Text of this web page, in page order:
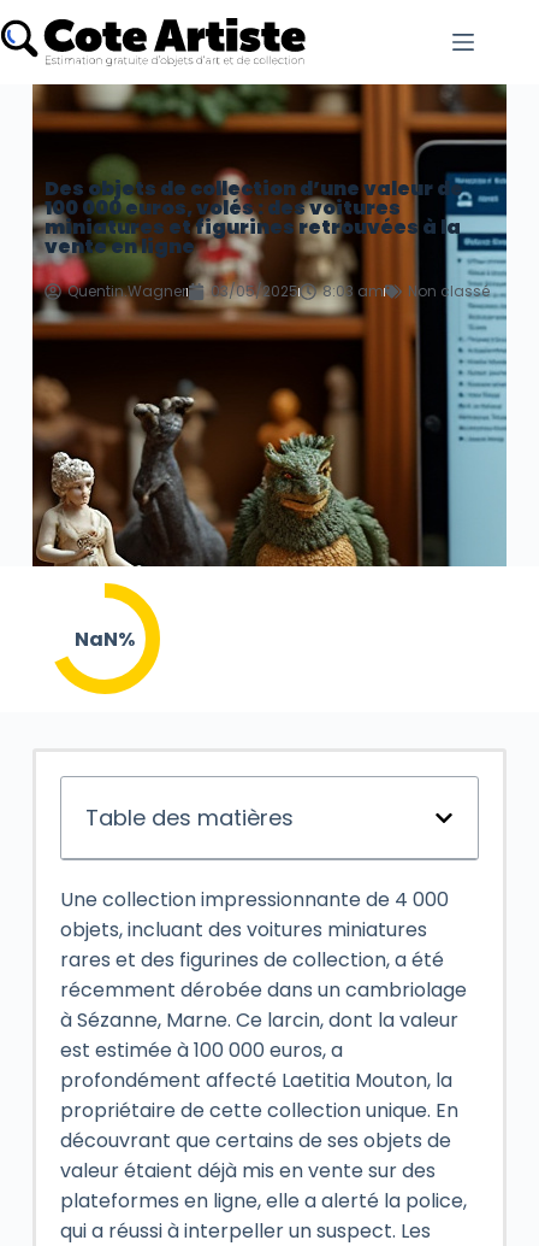
Des objets de collection d’une valeur de
100 000 euros, volés : des voitures
miniatures et figurines retrouvées à la
vente en ligne
Quentin.Wagner 03/05/2025 8:03 am Non classé
NaN%
Table des matières
Une collection impressionnante de 4 000
objets, incluant des voitures miniatures
rares et des figurines de collection, a été
récemment dérobée dans un cambriolage
à Sézanne, Marne. Ce larcin, dont la valeur
est estimée à 100 000 euros, a
profondément affecté Laetitia Mouton, la
propriétaire de cette collection unique. En
découvrant que certains de ses objets de
valeur étaient déjà mis en vente sur des
plateformes en ligne, elle a alerté la police,
qui a réussi à interpeller un suspect. Les